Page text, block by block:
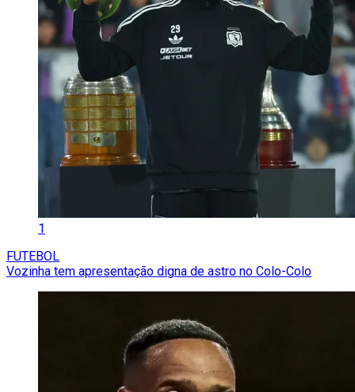
1
FUTEBOL
Vozinha tem apresentação digna de astro no Colo-Colo